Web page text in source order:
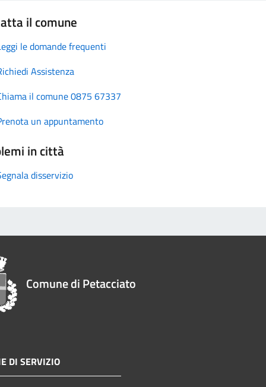
il comune
le domande frequenti
Assistenza
il comune 0875 67337
un appuntamento
in città
disservizio
Comune di Petacciato
DI SERVIZIO